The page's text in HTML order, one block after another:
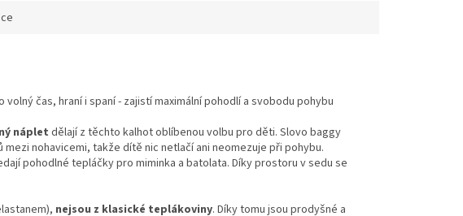
čas, hraní i spaní - zajistí maximální pohodlí a svobodu pohybu
náplet dělají z těchto kalhot oblíbenou volbu pro děti. Slovo baggy
nohavicemi, takže dítě nic netlačí ani neomezuje při pohybu.
pohodlné tepláčky pro miminka a batolata. Díky prostoru v sedu se
nejsou z klasické teplákoviny. Díky tomu jsou prodyšné a